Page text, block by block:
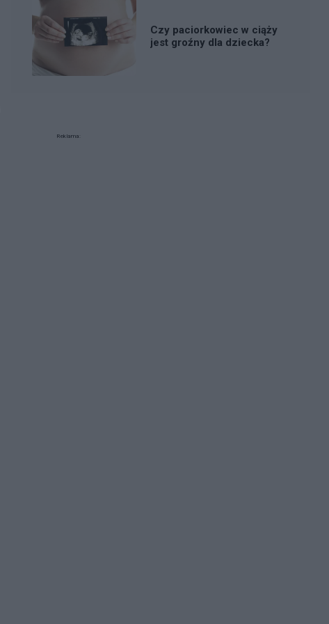
Czy paciorkowiec w ciąży
jest groźny dla dziecka?
Reklama: